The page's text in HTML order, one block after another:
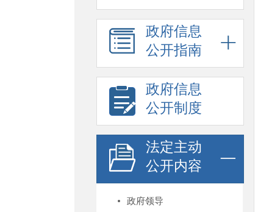
政府信息
公开指南
政府信息
公开制度
法定主动
公开内容
政府领导